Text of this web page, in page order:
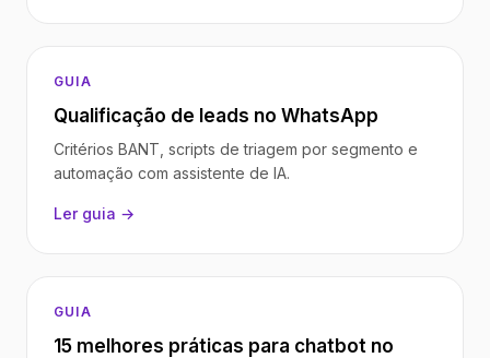
GUIA
Qualificação de leads no WhatsApp
Critérios BANT, scripts de triagem por segmento e
automação com assistente de IA.
Ler guia →
GUIA
15 melhores práticas para chatbot no